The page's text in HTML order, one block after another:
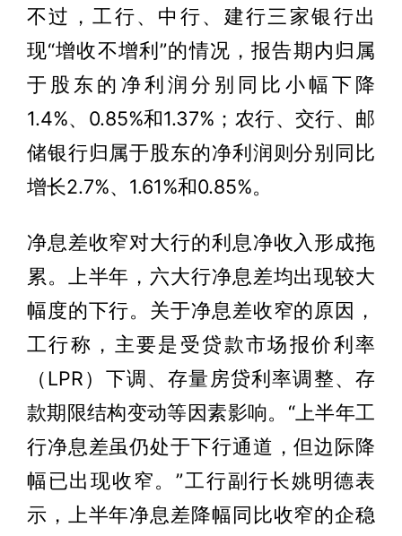
不过，工行、中行、建行三家银行出
现“增收不增利”的情况，报告期内归属
于股东的净利润分别同比小幅下降
1.4%、0.85%和1.37%；农行、交行、邮
储银行归属于股东的净利润则分别同比
增长2.7%、1.61%和0.85%。
净息差收窄对大行的利息净收入形成拖
累。上半年，六大行净息差均出现较大
幅度的下行。关于净息差收窄的原因，
工行称，主要是受贷款市场报价利率
（LPR）下调、存量房贷利率调整、存
款期限结构变动等因素影响。“上半年工
行净息差虽仍处于下行通道，但边际降
幅已出现收窄。”工行副行长姚明德表
示，上半年净息差降幅同比收窄的企稳